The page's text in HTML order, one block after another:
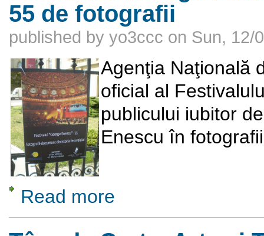
55 de fotografii
published by yo3ccc on Sun, 12/
Agenţia Naţională
oficial al
publicului iubitor
Enescu în
Read more